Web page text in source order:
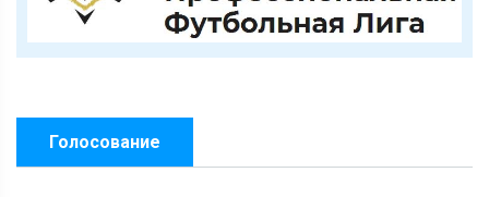
Голосование